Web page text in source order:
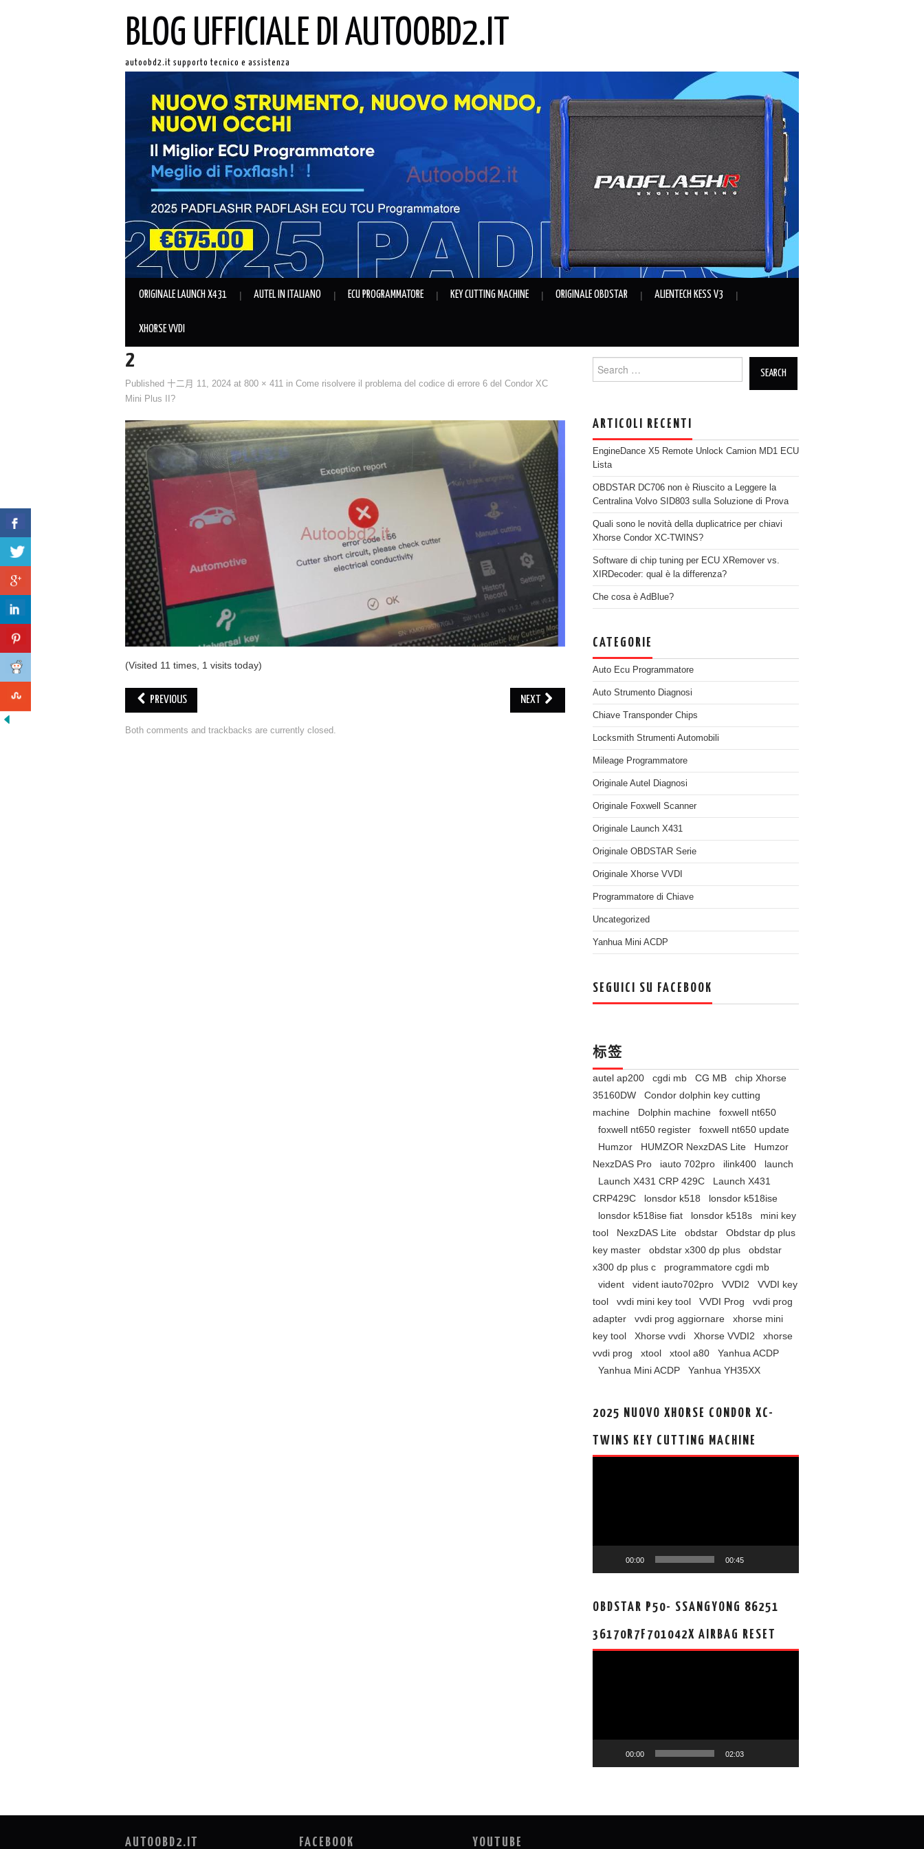
BLOG UFFICIALE DI AUTOOBD2.IT
autoobd2.it supporto tecnico e assistenza
ORIGINALE LAUNCH X431 AUTEL IN ITALIANO ECU PROGRAMMATORE KEY CUTTING MACHINE ORIGINALE OBDSTAR ALIENTECH KESS V3
XHORSE VVDI
2
Published 十二月 11, 2024 at 800 × 411 in Come risolvere il problema del codice di errore 6 del Condor XC
Mini Plus II?
(Visited 11 times, 1 visits today)
PREVIOUS NEXT
Both comments and trackbacks are currently closed.
Search for:
ARTICOLI RECENTI
EngineDance X5 Remote Unlock Camion MD1 ECU
Lista
OBDSTAR DC706 non è Riuscito a Leggere la
Centralina Volvo SID803 sulla Soluzione di Prova
Quali sono le novità della duplicatrice per chiavi
Xhorse Condor XC-TWINS?
Software di chip tuning per ECU XRemover vs.
XIRDecoder: qual è la differenza?
Che cosa è AdBlue?
CATEGORIE
Auto Ecu Programmatore
Auto Strumento Diagnosi
Chiave Transponder Chips
Locksmith Strumenti Automobili
Mileage Programmatore
Originale Autel Diagnosi
Originale Foxwell Scanner
Originale Launch X431
Originale OBDSTAR Serie
Originale Xhorse VVDI
Programmatore di Chiave
Uncategorized
Yanhua Mini ACDP
SEGUICI SU FACEBOOK
标签
autel ap200 cgdi mb CG MB
chip Xhorse
35160DW
Condor dolphin key cutting
machine
Dolphin machine
foxwell nt650
foxwell nt650 register
foxwell nt650 update
Humzor
HUMZOR NexzDAS Lite
Humzor
NexzDAS Pro
iauto 702pro ilink400
launch
Launch X431 CRP 429C
Launch X431
CRP429C
lonsdor k518
lonsdor k518ise
lonsdor k518ise fiat
lonsdor k518s
mini key
tool
NexzDAS Lite obdstar
Obdstar dp plus
key master
obdstar x300 dp plus
obdstar
x300 dp plus c
programmatore cgdi mb
vident
vident iauto702pro VVDI2
VVDI key
tool
vvdi mini key tool VVDI Prog
vvdi prog
adapter
vvdi prog aggiornare
xhorse mini
key tool
Xhorse vvdi Xhorse VVDI2
xhorse
vvdi prog
xtool xtool a80
Yanhua ACDP
Yanhua Mini ACDP
Yanhua YH35XX
2025 NUOVO XHORSE CONDOR XC-
TWINS KEY CUTTING MACHINE
00:00 00:45
OBDSTAR P50- SSANGYONG 86251
36170R7F701042X AIRBAG RESET
00:00 02:03
AUTOOBD2.IT FACEBOOK YOUTUBE